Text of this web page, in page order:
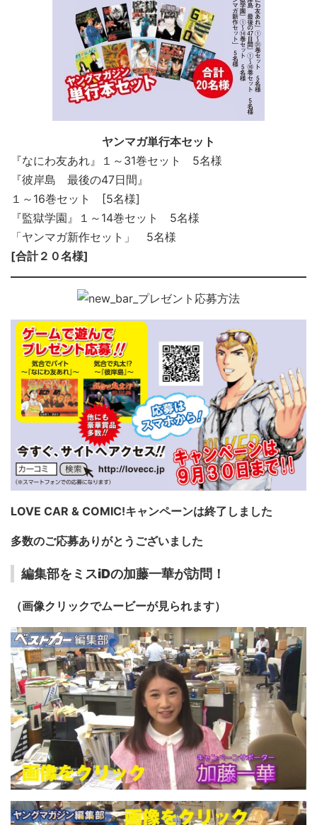
ヤンマガ単行本セット
『なにわ友あれ』１～31巻セット 5名様
『彼岸島 最後の47日間』
１～16巻セット [5名様]
『監獄学園』１～14巻セット 5名様
「ヤンマガ新作セット」 5名様
[合計２０名様]
LOVE CAR & COMIC!キャンペーンは終了しました
多数のご応募ありがとうございました
編集部をミスiDの加藤一華が訪問！
（画像クリックでムービーが見られます）